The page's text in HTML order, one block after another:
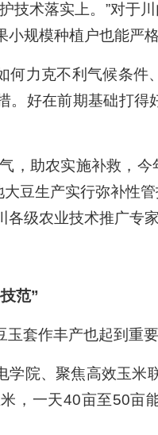
技术落实上。”对于
小规模种植户也能严
何力克不利气候条
。好在前期基础打
，助农实施补救，
豆生产实行弥补性
各级农业技术推广专
范”
玉套作丰产也起到重
学院、聚焦高效玉米
，一天40亩至50亩